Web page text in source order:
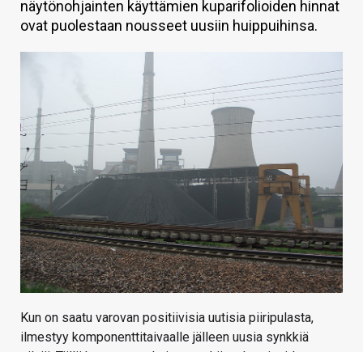
VAIHDA TEEMA
näytönohjainten käyttämien kuparifolioiden hinnat
ovat puolestaan nousseet uusiin huippuihinsa.
Kun on saatu varovan positiivisia uutisia piiripulasta,
ilmestyy komponenttitaivaalle jälleen uusia synkkiä